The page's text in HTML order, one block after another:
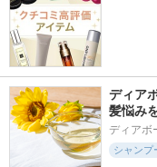
ディア
髪悩み
ディアボ
シャンプ